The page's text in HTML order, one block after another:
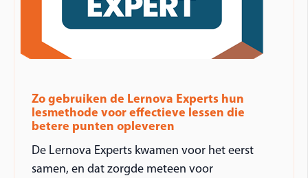
Zo gebruiken de Lernova Experts hun
lesmethode voor effectieve lessen die
betere punten opleveren
De Lernova Experts kwamen voor het eerst
samen, en dat zorgde meteen voor